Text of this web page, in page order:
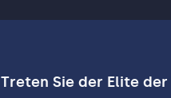
Treten Sie der Elite der